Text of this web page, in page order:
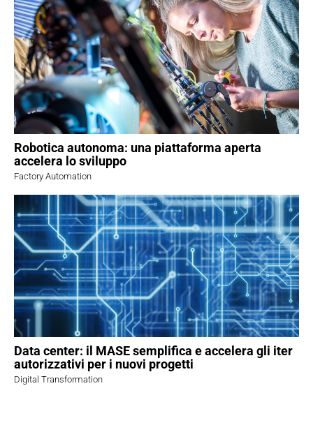
Robotica autonoma: una piattaforma aperta
accelera lo sviluppo
Factory Automation
Data center: il MASE semplifica e accelera gli iter
autorizzativi per i nuovi progetti
Digital Transformation